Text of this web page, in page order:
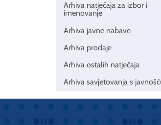
Arhiva natječaja za izbor i
imenovanje
Arhiva javne nabave
Arhiva prodaje
Arhiva ostalih natječaja
Arhiva savjetovanja s